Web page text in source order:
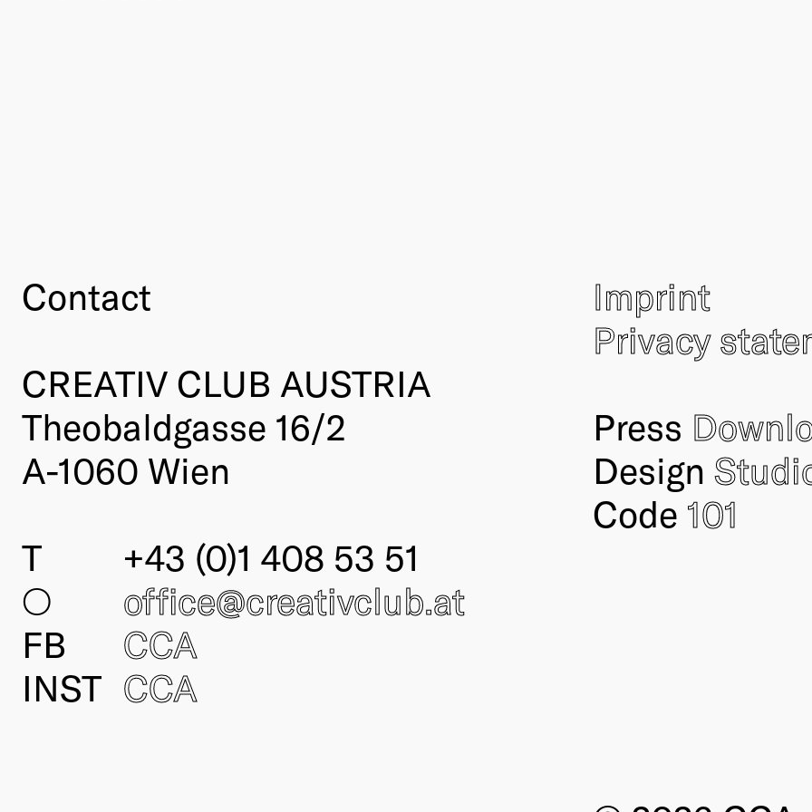
Contact
CREATIV CLUB AUSTRIA
Theobaldgasse 16/2
A-1060 Wien
T
+43 (0)1 408 53 51
○
office@creativclub.at
FB
CCA
INST CCA
Imprint
Privacy
Press
Design
Code 101